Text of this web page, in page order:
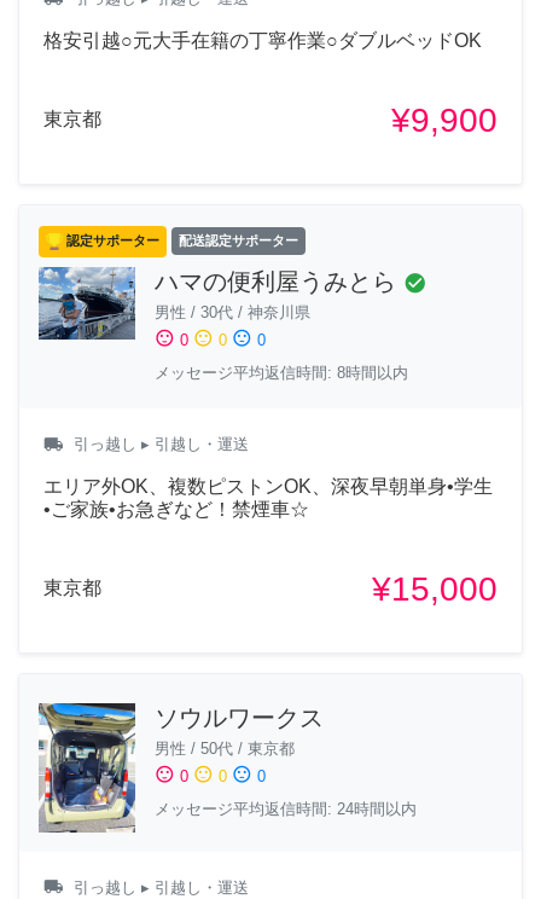
格安引越○元大手在籍の丁寧作業○ダブルベッドOK
東京都 ¥9,900
認定サポーター 配送認定サポーター
ハマの便利屋うみとら check_circle
男性 / 30代 / 神奈川県
sentiment_satisfied 0 sentiment_neutral 0 sentiment_dissatisfied 0
メッセージ平均返信時間: 8時間以内
local_shipping 引っ越し ▸ 引越し・運送
エリア外OK、複数ピストンOK、深夜早朝単身•学生
•ご家族•お急ぎなど！禁煙車☆
東京都 ¥15,000
ソウルワークス
男性 / 50代 / 東京都
sentiment_satisfied 0 sentiment_neutral 0 sentiment_dissatisfied 0
メッセージ平均返信時間: 24時間以内
local_shipping 引っ越し ▸ 引越し・運送